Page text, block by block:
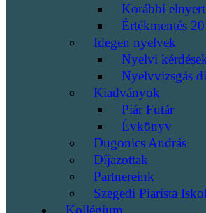
Korábbi
Értékmentés
Idegen nyelvek
Nyelvi
Nyelvvizsgás
Kiadványok
Piár Futár
Évkönyv
Dugonics András
Díjazottak
Partnereink
Szegedi Piarista
Kollégium